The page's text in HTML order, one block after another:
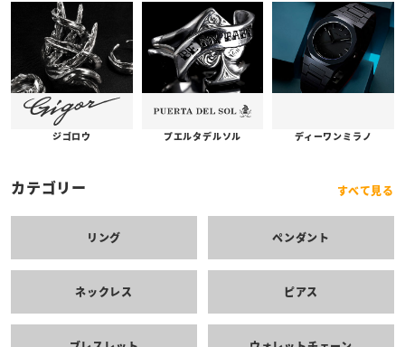
ジゴロウ プエルタデルソル ディーワンミラノ
カテゴリー すべて見る
リング ペンダント
ネックレス ピアス